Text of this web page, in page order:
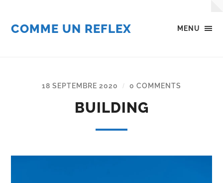
MENU
COMME UN REFLEX
18 SEPTEMBRE 2020 / 0 COMMENTS
BUILDING